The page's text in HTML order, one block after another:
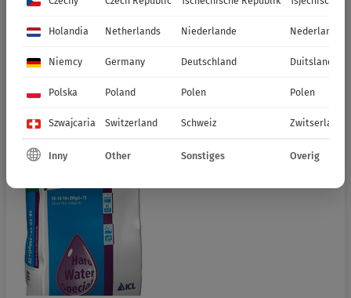
9-215302
Water Extra Acidifier 15-14-25
Water Finisher 14-10-26
Holandia Netherlands Niederlande Nederland
Niemcy Germany Deutschland Duitsland
Polska Poland Polen Polen
Szwajcaria Switzerland Schweiz Zwitserland
Inny Other Sonstiges Overig